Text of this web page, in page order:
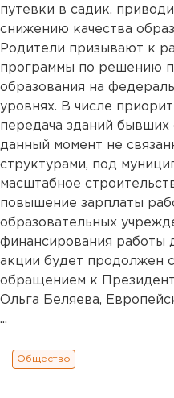
путевки в садик,
снижению качества
Родители призывают к
программы по решению
образования на
уровнях. В числе
передача зданий бывших
данный момент не
структурами, под
масштабное
повышение зарплаты
образовательных
финансирования работы
акции будет продолжен
обращением к
Ольга Беляева,
...
Общество